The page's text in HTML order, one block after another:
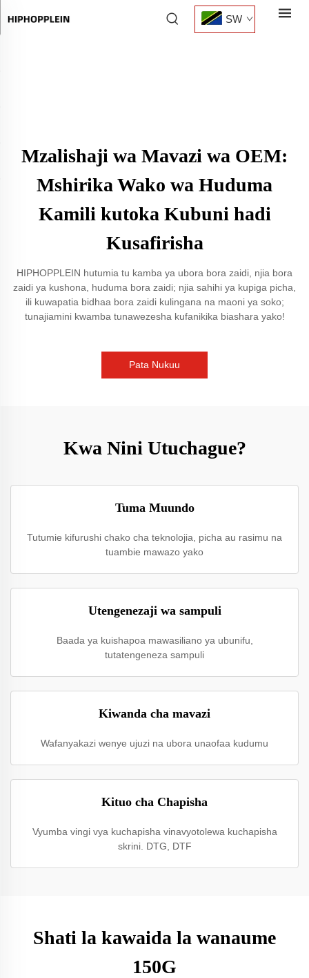
SW
Mzalishaji wa Mavazi wa OEM:
Mshirika Wako wa Huduma
Kamili kutoka Kubuni hadi
Kusafirisha
HIPHOPPLEIN hutumia tu kamba ya ubora bora zaidi, njia bora
zaidi ya kushona, huduma bora zaidi; njia sahihi ya kupiga picha,
ili kuwapatia bidhaa bora zaidi kulingana na maoni ya soko;
tunajiamini kwamba tunawezesha kufanikika biashara yako!
Pata Nukuu
Kwa Nini Utuchague?
Tuma Muundo
Tutumie kifurushi chako cha teknolojia, picha au rasimu na
tuambie mawazo yako
Utengenezaji wa sampuli
Baada ya kuishapoa mawasiliano ya ubunifu,
tutatengeneza sampuli
Kiwanda cha mavazi
Wafanyakazi wenye ujuzi na ubora unaofaa kudumu
Kituo cha Chapisha
Vyumba vingi vya kuchapisha vinavyotolewa kuchapisha
skrini. DTG, DTF
Shati la kawaida la wanaume
150G